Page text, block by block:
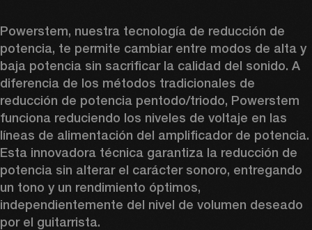
Powerstem, nuestra tecnología de reducción de
potencia, te permite cambiar entre modos de alta y
baja potencia sin sacrificar la calidad del sonido. A
diferencia de los métodos tradicionales de
reducción de potencia pentodo/triodo, Powerstem
funciona reduciendo los niveles de voltaje en las
líneas de alimentación del amplificador de potencia.
Esta innovadora técnica garantiza la reducción de
potencia sin alterar el carácter sonoro, entregando
un tono y un rendimiento óptimos,
independientemente del nivel de volumen deseado
por el guitarrista.